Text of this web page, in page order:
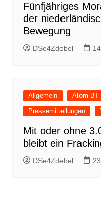
Fünfjähriges
der
Bewegung
DSe4Zdebel
Allgemein Atom-BT
Pressemitteilungen
Mit oder ohne
bleibt ein
DSe4Zdebel